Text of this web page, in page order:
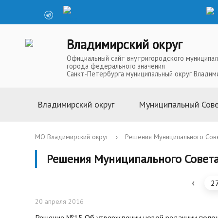
Владимирский округ
Официальный сайт внутригородского
города федерального значения
Санкт-Петербурга муниципальный округ
Владимирский округ
Информация о муниципальной
Устав
Телефоны доверия
Карта округа
Муниципальный
Глава
Полномочия
Решения
Повестки, проекты
МО Владимирский округ › Решения Муниципального
Решения Муниципального
‹
20 апреля 2016